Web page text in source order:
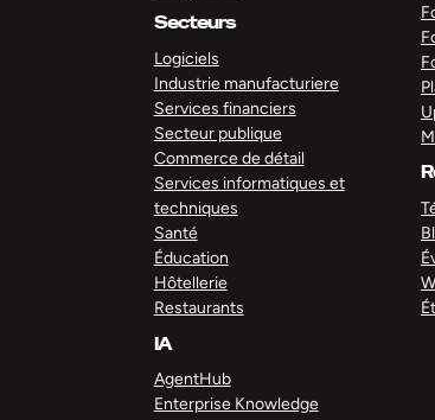
Secteurs
Logiciels
Industrie manufacturiere
Services financiers
Secteur publique
Commerce de détail
Services informatiques et
techniques
Santé
Éducation
Hôtellerie
Restaurants
IA
AgentHub
Enterprise Knowledge